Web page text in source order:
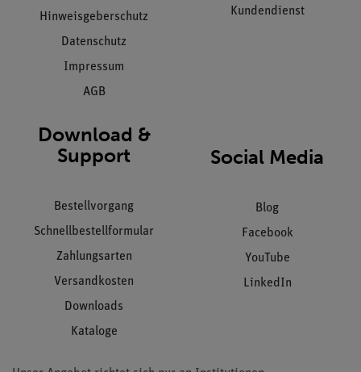
Hinweisgeberschutz
Datenschutz
Impressum
AGB
Kundendienst
Download &
Support
Bestellvorgang
Schnellbestellformular
Zahlungsarten
Versandkosten
Downloads
Kataloge
Social Media
Blog
Facebook
YouTube
LinkedIn